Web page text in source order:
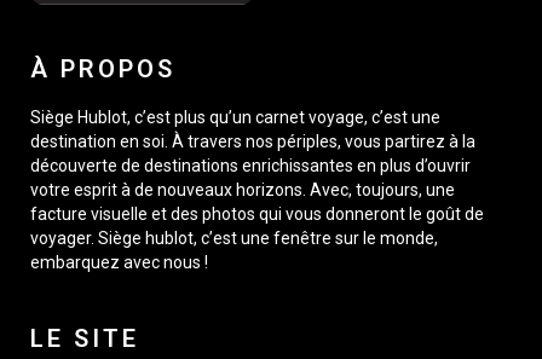
À PROPOS
Siège Hublot, c’est plus qu’un carnet voyage, c’est une
destination en soi. À travers nos périples, vous partirez à la
découverte de destinations enrichissantes en plus d’ouvrir
votre esprit à de nouveaux horizons. Avec, toujours, une
facture visuelle et des photos qui vous donneront le goût de
voyager. Siège hublot, c’est une fenêtre sur le monde,
embarquez avec nous !
LE SITE